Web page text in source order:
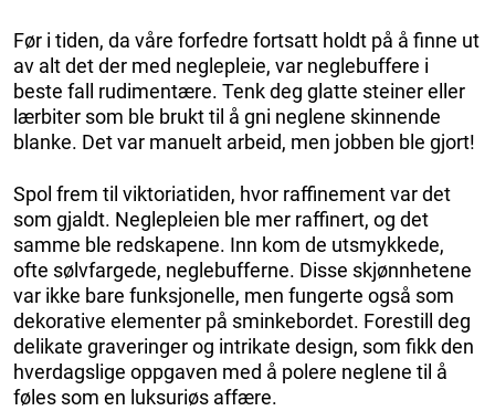
Før i tiden, da våre forfedre fortsatt holdt på å finne ut
av alt det der med neglepleie, var neglebuffere i
beste fall rudimentære. Tenk deg glatte steiner eller
lærbiter som ble brukt til å gni neglene skinnende
blanke. Det var manuelt arbeid, men jobben ble gjort!
Spol frem til viktoriatiden, hvor raffinement var det
som gjaldt. Neglepleien ble mer raffinert, og det
samme ble redskapene. Inn kom de utsmykkede,
ofte sølvfargede, neglebufferne. Disse skjønnhetene
var ikke bare funksjonelle, men fungerte også som
dekorative elementer på sminkebordet. Forestill deg
delikate graveringer og intrikate design, som fikk den
hverdagslige oppgaven med å polere neglene til å
føles som en luksuriøs affære.